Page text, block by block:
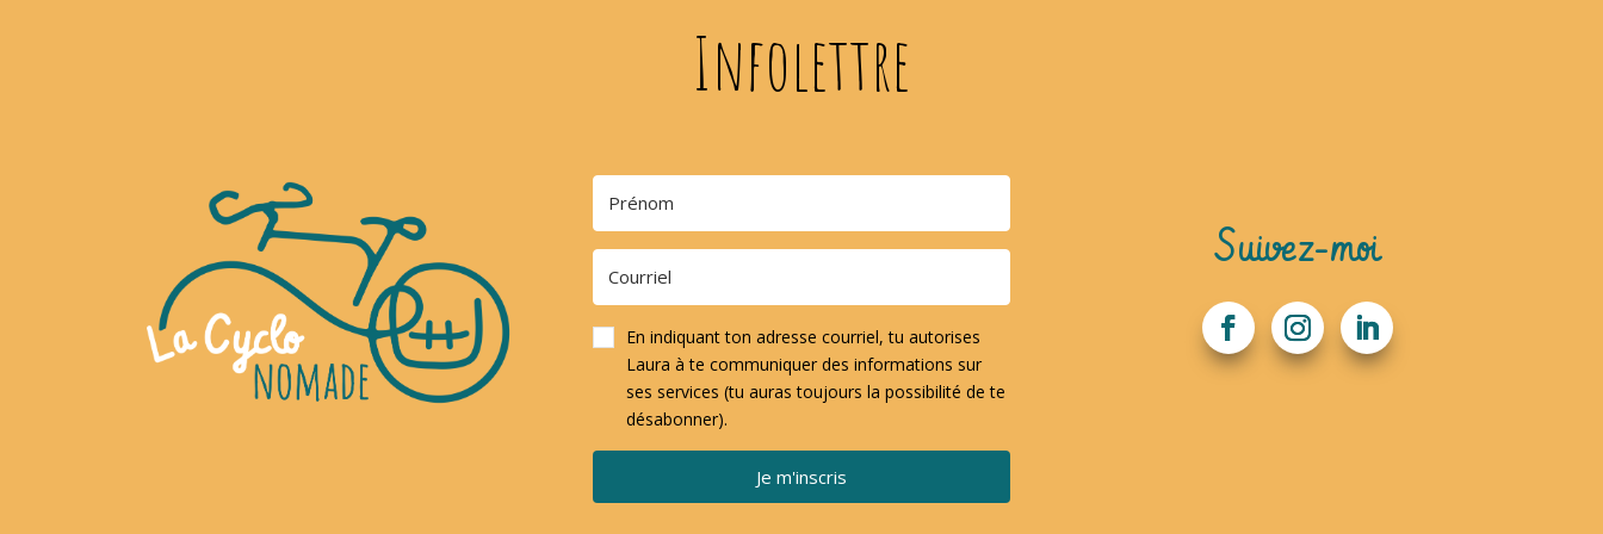
Infolettre
En indiquant ton adresse courriel, tu autorises
Laura à te communiquer des informations sur
ses services (tu auras toujours la possibilité de te
désabonner).
Je m'inscris
Suivez-moi